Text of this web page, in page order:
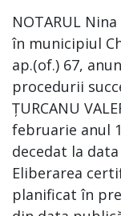
NOTARUL
în municipiul
ap.(of.) 67,
procedurii
ȚURCANU
februarie anul
decedat la data
Eliberarea
planificat în